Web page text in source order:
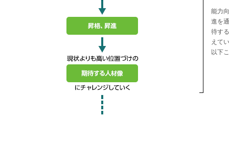
能力
進を
待す
えて
以下